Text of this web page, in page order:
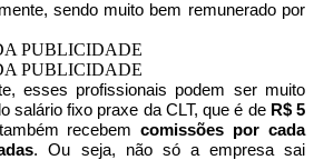
sendo muito bem remunerado por
PUBLICIDADE
PUBLICIDADE
esses profissionais podem ser muito
salário fixo praxe da CLT, que é deR$ 5
recebemcomissões por cada
. Ou seja, não só a empresa sai